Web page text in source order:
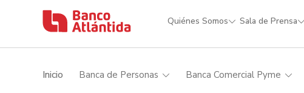
Quiénes Somos Sala de Prensa
Inicio Banca de Personas Banca Comercial Pyme